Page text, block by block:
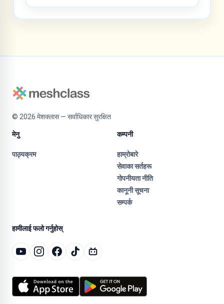
© 2026 मेशक्लास — सर्वाधिकार सुरक्षित
मेनु
पाठ्यक्रम
कम्पनी
हाम्रोबारे
सेवाका सर्तहरू
गोपनीयता नीति
कानूनी सूचना
सम्पर्क
हामीलाई फलो गर्नुहोस्